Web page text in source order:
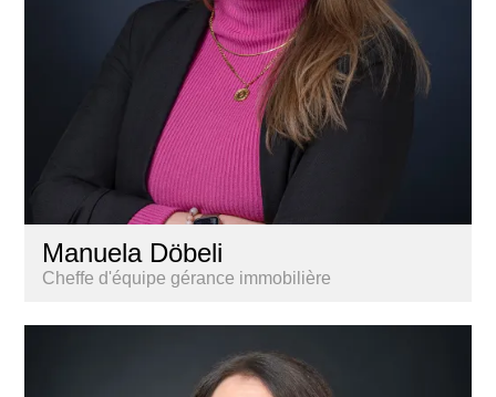
Manuela Döbeli
Cheffe d'équipe gérance immobilière